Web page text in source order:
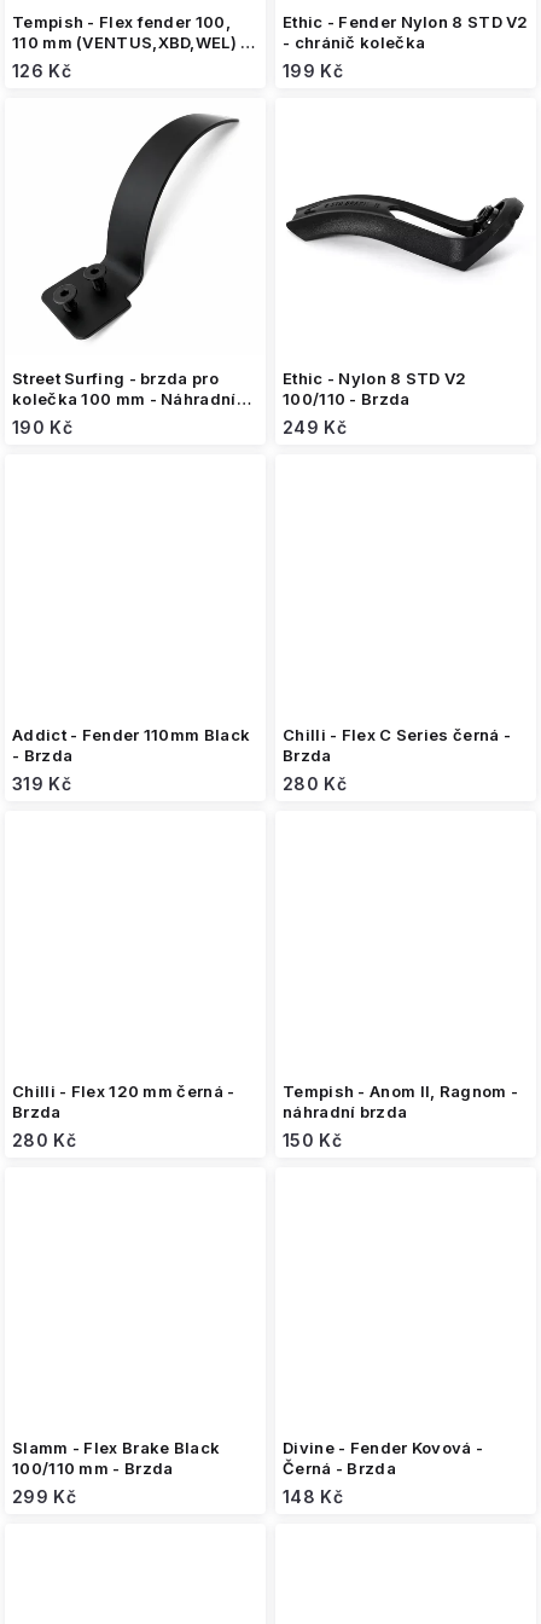
Tempish - Flex fender 100,
110 mm (VENTUS,XBD,WEL) -
Brzda
126 Kč
Ethic - Fender Nylon 8 STD V2
- chránič kolečka
199 Kč
Street Surfing - brzda pro
kolečka 100 mm - Náhradní
brzda
190 Kč
Ethic - Nylon 8 STD V2
100/110 - Brzda
249 Kč
Addict - Fender 110mm Black
- Brzda
319 Kč
Chilli - Flex C Series černá -
Brzda
280 Kč
Chilli - Flex 120 mm černá -
Brzda
280 Kč
Tempish - Anom II, Ragnom -
náhradní brzda
150 Kč
Slamm - Flex Brake Black
100/110 mm - Brzda
299 Kč
Divine - Fender Kovová -
Černá - Brzda
148 Kč